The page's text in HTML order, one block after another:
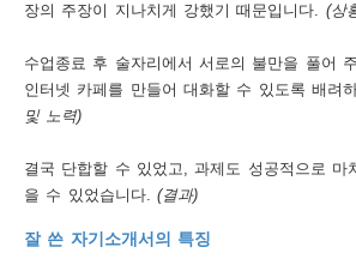
장의 주장이 지나치게 강했기 때문입니다. (상
수업종료 후 술자리에서 서로의 불만을 풀어
인터넷 카페를 만들어 대화할 수 있도록 배려
및 노력)
결국 단합할 수 있었고, 과제도 성공적으로 마
을 수 있었습니다. (결과)
잘 쓴 자기소개서의 특징